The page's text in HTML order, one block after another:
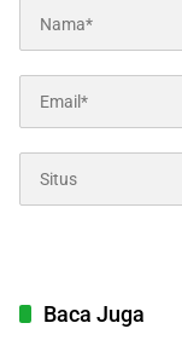
Baca Juga